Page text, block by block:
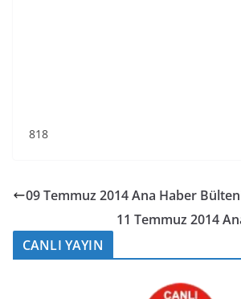
818
09 Temmuz 2014 Ana Haber
11 Temmuz 2014
CANLI YAYIN